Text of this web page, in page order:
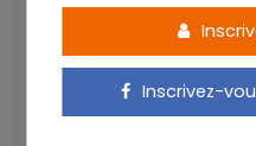
Inscrivez-